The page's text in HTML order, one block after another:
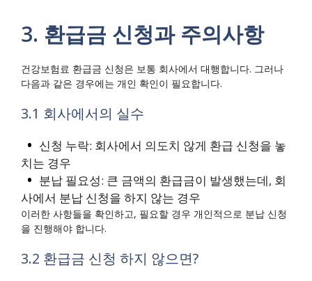
3. 환급금 신청과 주의사항
건강보험료 환급금 신청은 보통 회사에서 대행합니다. 그러나
다음과 같은 경우에는 개인 확인이 필요합니다.
3.1 회사에서의 실수
신청 누락: 회사에서 의도치 않게 환급 신청을 놓
치는 경우
분납 필요성: 큰 금액의 환급금이 발생했는데, 회
사에서 분납 신청을 하지 않는 경우
이러한 사항들을 확인하고, 필요할 경우 개인적으로 분납 신청
을 진행해야 합니다.
3.2 환급금 신청 하지 않으면?